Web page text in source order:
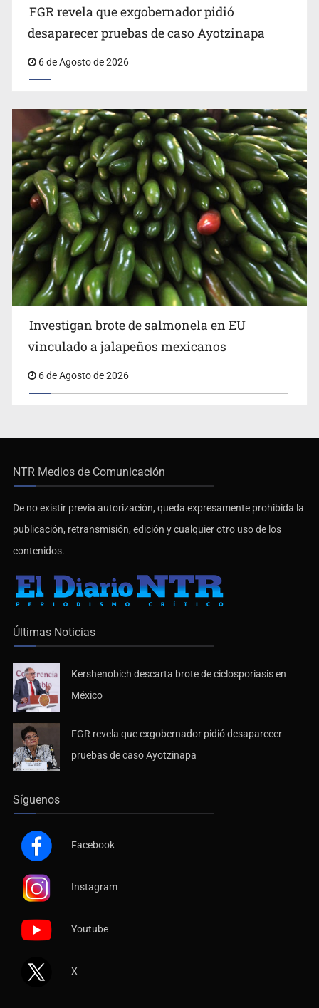
Kershenobich descarta brote de ciclosporiasis en
FGR revela que exgobernador pidió
desaparecer pruebas de caso Ayotzinapa
6 de Agosto de 2026
Investigan brote de salmonela en EU
vinculado a jalapeños mexicanos
6 de Agosto de 2026
NTR Medios de Comunicación
De no existir previa autorización, queda expresamente prohibida la
publicación, retransmisión, edición y cualquier otro uso de los
contenidos.
Últimas Noticias
Kershenobich descarta brote de ciclosporiasis en
México
FGR revela que exgobernador pidió desaparecer
pruebas de caso Ayotzinapa
Síguenos
Facebook
Instagram
Youtube
X